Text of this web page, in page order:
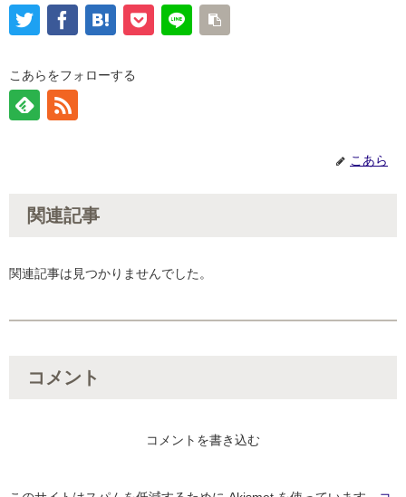
こあらをフォローする
こあら
関連記事
関連記事は見つかりませんでした。
コメント
コメントを書き込む